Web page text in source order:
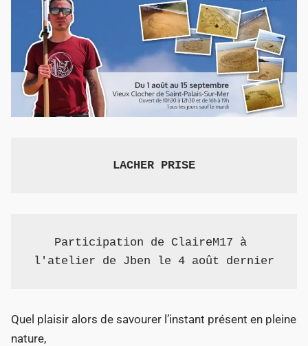
LACHER PRISE
Participation de ClaireM17 à
l'atelier de Jben le 4 août dernier
Quel plaisir alors de savourer l’instant présent en pleine
nature,